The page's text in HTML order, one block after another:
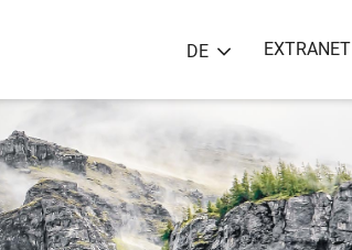
DE EXTRANET